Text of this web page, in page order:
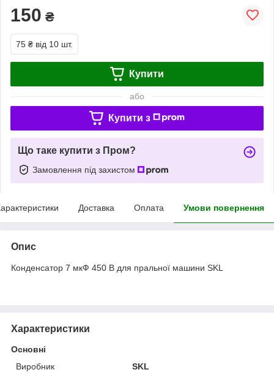
150 ₴
75 ₴ від 10 шт.
Купити
або
Купити з
Що таке купити з Пром?
Замовлення під захистом
Доставка Оплата Умови повернення
Опис
Конденсатор 7 мкФ 450 В для пральної машини SKL
Характеристики
Основні
Виробник
SKL